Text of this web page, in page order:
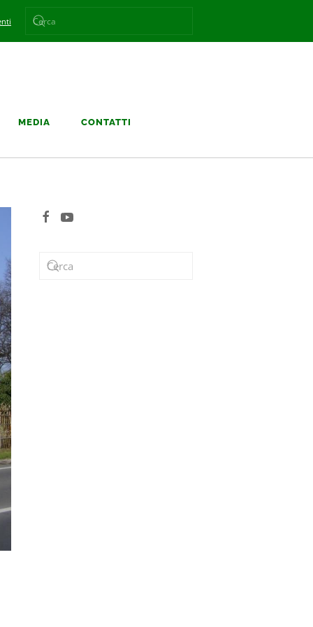
MEDIA CONTATTI